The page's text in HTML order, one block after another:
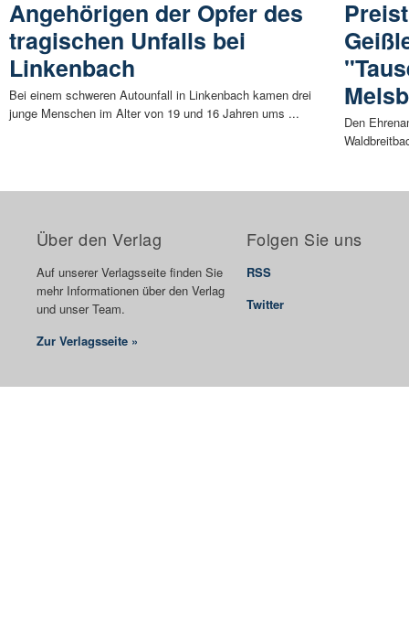
Angehörigen der Opfer des
tragischen Unfalls bei
Linkenbach
Bei einem schweren Autounfall in Linkenbach kamen drei
junge Menschen im Alter von 19 und 16 Jahren ums ...
Den
Über den Verlag
Auf unserer Verlagsseite finden Sie
mehr Informationen über den Verlag
und unser Team.
Zur Verlagsseite »
Folgen Sie uns
RSS
Twitter